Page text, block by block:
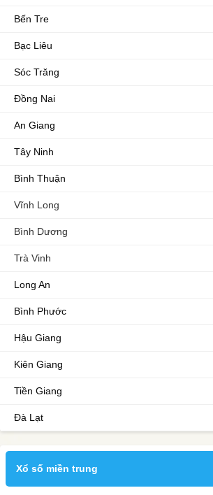
Bến Tre
Bạc Liêu
Sóc Trăng
Đồng Nai
An Giang
Tây Ninh
Bình Thuận
Vĩnh Long
Bình Dương
Trà Vinh
Long An
Bình Phước
Hậu Giang
Kiên Giang
Tiền Giang
Đà Lạt
Xổ số miền trung